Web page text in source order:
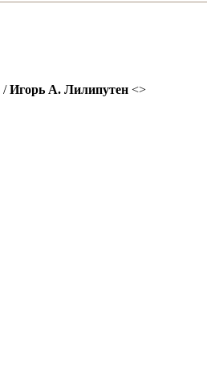
/Игорь А. Лилипутен <>